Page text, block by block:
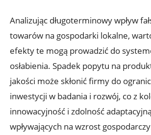
Analizując długoterminowy wpływ
towarów na gospodarki ​lokalne,
efekty ‍te mogą prowadzić do
osłabienia. Spadek popytu na
jakości może skłonić firmy‍ do
inwestycji w badania i rozwój, co z
innowacyjność i zdolność
wpływających na wzrost